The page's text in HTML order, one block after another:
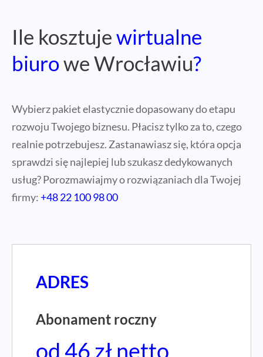
Ile kosztujewirtualne
biurowe Wrocławiu?
Wybierz pakiet elastycznie dopasowany do etapu
rozwoju Twojego biznesu. Płacisz tylko za to, czego
realnie potrzebujesz. Zastanawiasz się, która opcja
sprawdzi się najlepiej lub szukasz dedykowanych
usług? Porozmawiajmy o rozwiązaniach dla Twojej
firmy:+48 22 100 98 00
ADRES
Abonament roczny
od 46 zł netto